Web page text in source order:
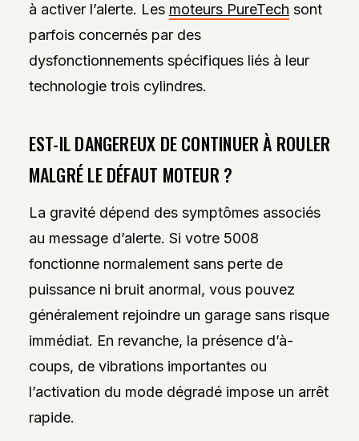
à activer l’alerte. Les moteurs PureTech sont
parfois concernés par des
dysfonctionnements spécifiques liés à leur
technologie trois cylindres.
EST-IL DANGEREUX DE CONTINUER À ROULER
MALGRÉ LE DÉFAUT MOTEUR ?
La gravité dépend des symptômes associés
au message d’alerte. Si votre 5008
fonctionne normalement sans perte de
puissance ni bruit anormal, vous pouvez
généralement rejoindre un garage sans risque
immédiat. En revanche, la présence d’à-
coups, de vibrations importantes ou
l’activation du mode dégradé impose un arrêt
rapide.